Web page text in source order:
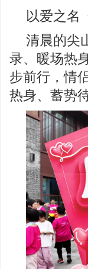
以爱之名
清晨的尖
录、暖场热
步前行，情
热身、蓄势